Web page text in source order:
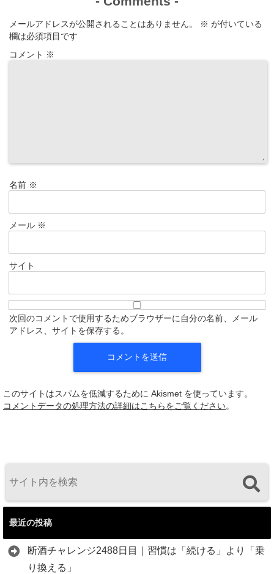
メールアドレスが公開されることはありません。 ※ が付いている
欄は必須項目です
コメント ※
名前 ※
メール ※
サイト
次回のコメントで使用するためブラウザーに自分の名前、メール
アドレス、サイトを保存する。
このサイトはスパムを低減するために Akismet を使っています。
コメントデータの処理方法の詳細はこちらをご覧ください。
最近の投稿
断酒チャレンジ2488日目｜習慣は「続ける」より「乗
り換える」